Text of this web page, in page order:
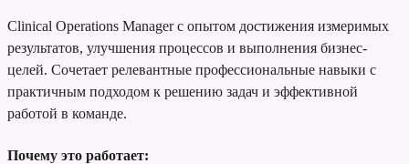
Clinical Operations Manager с опытом достижения измеримых
результатов, улучшения процессов и выполнения бизнес-
целей. Сочетает релевантные профессиональные навыки с
практичным подходом к решению задач и эффективной
работой в команде.
Почему это работает: